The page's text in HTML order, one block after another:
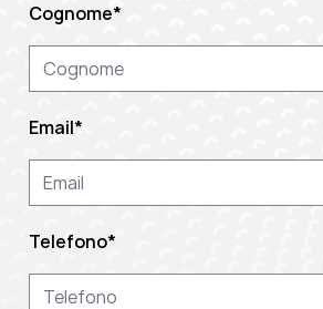
Cognome*
Email*
Telefono*